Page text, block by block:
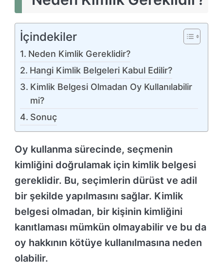
İçindekiler
Neden Kimlik Gereklidir?
Hangi Kimlik Belgeleri Kabul Edilir?
Kimlik Belgesi Olmadan Oy Kullanılabilir
mi?
Sonuç
Oy kullanma sürecinde, seçmenin
kimliğini doğrulamak için kimlik belgesi
gereklidir. Bu, seçimlerin dürüst ve adil
bir şekilde yapılmasını sağlar. Kimlik
belgesi olmadan, bir kişinin kimliğini
kanıtlaması mümkün olmayabilir ve bu da
oy hakkının kötüye kullanılmasına neden
olabilir.